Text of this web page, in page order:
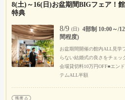
8(土)～16(日)お盆期間BIGフェア！
特典
8/9 (日)
4部制 10:00～/
間程度)
お盆期間開催の館内ALL見学
らない結婚式の良さをチェ
会場貸切料10万円OFF■エン
テムALL半額